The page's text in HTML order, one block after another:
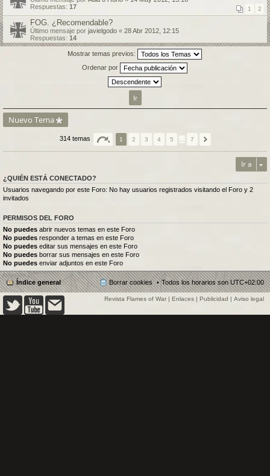
Respuestas: 17 1 2
FOG. ¿Recomendable?
Último mensaje por javielgodo « 28 Abr 2012, 12:15
Respuestas: 14
Mostrar temas previos:
Ordenar por
Nuevo Tema
314 temas 1 2 3 4 5 7
Ir a
¿QUIÉN ESTÁ CONECTADO?
Usuarios navegando por este Foro: No hay usuarios registrados visitando el Foro y 2
invitados
PERMISOS DEL FORO
No puedes abrir nuevos temas en este Foro
No puedes responder a temas en este Foro
No puedes editar sus mensajes en este Foro
No puedes borrar sus mensajes en este Foro
No puedes enviar adjuntos en este Foro
Índice general Todos los horarios sonUTC+02:00
Borrar cookies
Revista Flames of War | Enlaces | Publicidad | Aviso legal